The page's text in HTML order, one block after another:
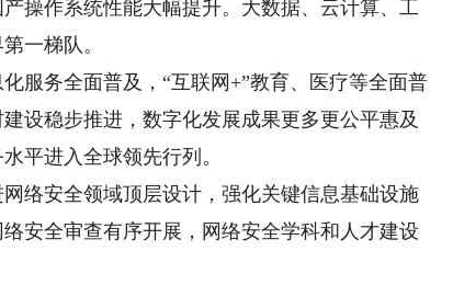
操作系统性能大幅提升。大数据、云计算、工
一梯队。
服务全面普及，“互联网+”教育、医疗等全面普
设稳步推进，数字化发展成果更多更公平惠及
平进入全球领先行列。
网络安全领域顶层设计，强化关键信息基础设施
安全审查有序开展，网络安全学科和人才建设